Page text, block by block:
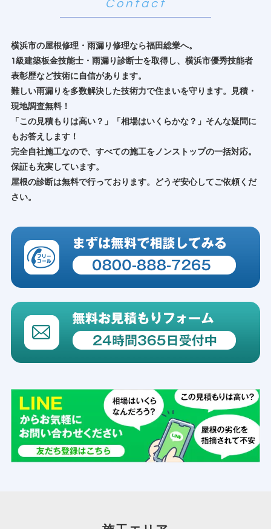
横浜市の屋根修理・雨漏り修理なら福田総業へ。
1級建築板金技能士・雨漏り診断士を取得し、横浜市優秀技能者
表彰歴など技術に自信があります。
難しい雨漏りを多数解決した技術力で住まいを守ります。見積・
現地調査無料！
「この見積もりは高い？」「相場はいくらかな？」そんな疑問に
もお答えします！
完全自社施工なので、すべての施工をノンストップの一括対応。
保証も充実しています。
屋根の診断は無料で行っております。どうぞ安心してご依頼くだ
さい。